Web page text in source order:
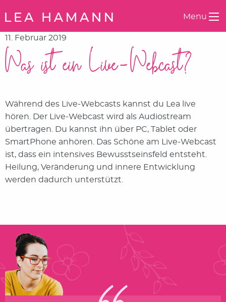
Menu
11. Februar 2019
Was ist ein Live-Webcast?
Während des Live-Webcasts kannst du Lea live
hören. Der Live-Webcast wird als Audiostream
übertragen. Du kannst ihn über PC, Tablet oder
SmartPhone anhören. Das Schöne am Live-Webcast
ist, dass ein intensives Bewusstseinsfeld entsteht.
Heilung, Veränderung und innere Entwicklung
werden dadurch unterstützt.